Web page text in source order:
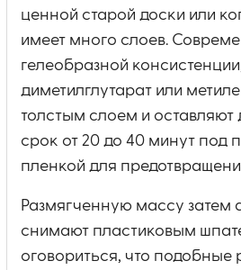
ценной старой доски или
имеет много слоев.
гелеобразной
диметилглутарат или
толстым слоем и оставляют
срок от 20 до 40 минут под
пленкой для
Размягченную массу затем
снимают пластиковым
оговориться, что подобные